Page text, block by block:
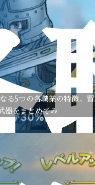
る5つの各職業の特徴、習
器をまとめてみ